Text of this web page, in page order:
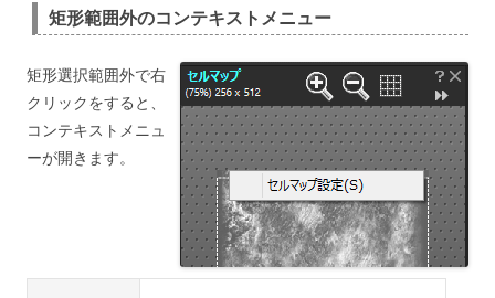
矩形範囲外のコンテキストメニュー
矩形選択範囲外で右
クリックをすると、
コンテキストメニュ
ーが開きます。